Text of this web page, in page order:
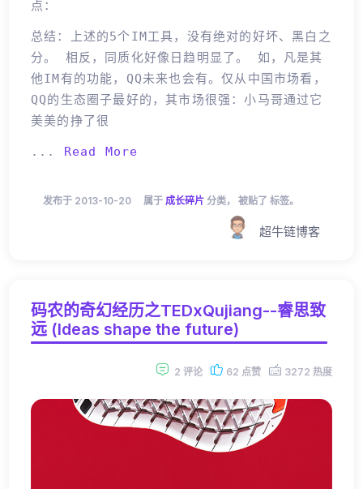
点：
总结：上述的5个IM工具，没有绝对的好坏、黑白之
分。 相反，同质化好像日趋明显了。 如，凡是其
他IM有的功能，QQ未来也会有。仅从中国市场看，
QQ的生态圈子最好的，其市场很强：小马哥通过它
美美的挣了很
... Read More
发布于 2013-10-20 属于 成长碎片 分类， 被贴了 标签。
超牛链博客
码农的奇幻经历之TEDxQujiang--睿思致
远 (Ideas shape the future)
2 评论 62 点赞 3272 热度